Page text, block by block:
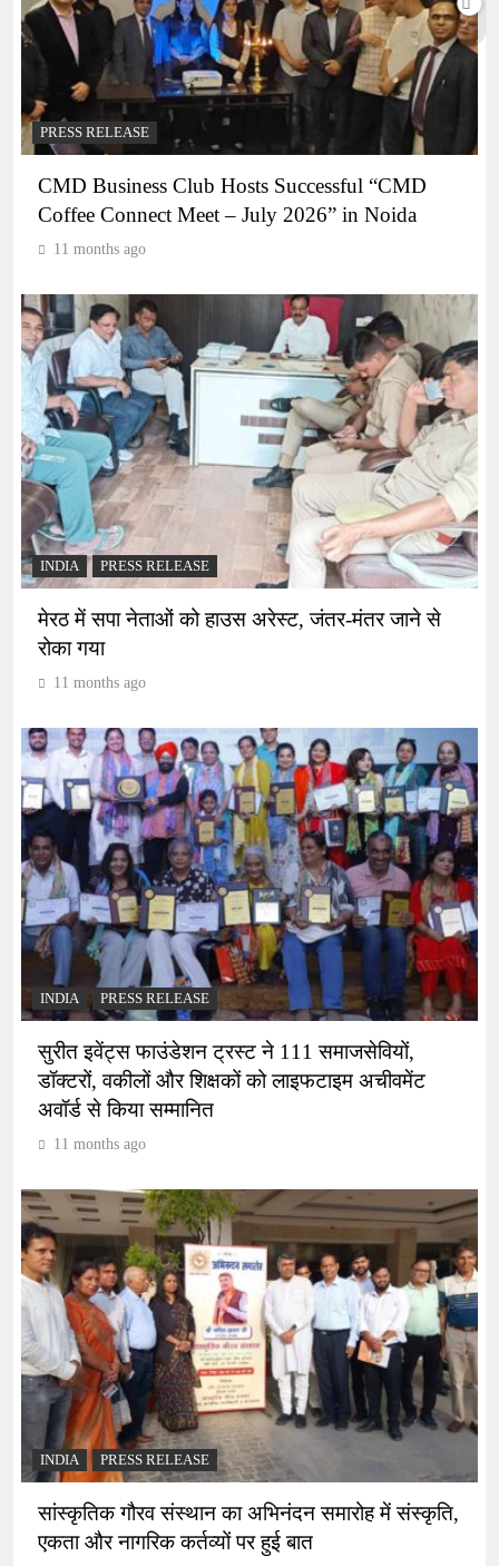
PRESS RELEASE
CMD Business Club Hosts Successful “CMD
Coffee Connect Meet – July 2026” in Noida
11 months ago
INDIA PRESS RELEASE
मेरठ में सपा नेताओं को हाउस अरेस्ट, जंतर-मंतर जाने से
रोका गया
11 months ago
INDIA PRESS RELEASE
सुरीत इवेंट्स फाउंडेशन ट्रस्ट ने 111 समाजसेवियों,
डॉक्टरों, वकीलों और शिक्षकों को लाइफटाइम अचीवमेंट
अवॉर्ड से किया सम्मानित
11 months ago
INDIA PRESS RELEASE
सांस्कृतिक गौरव संस्थान का अभिनंदन समारोह में संस्कृति,
एकता और नागरिक कर्तव्यों पर हुई बात